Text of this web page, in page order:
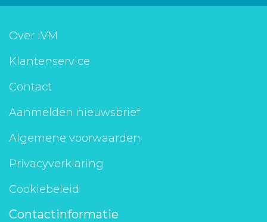
Over IVM
Klantenservice
Contact
Aanmelden nieuwsbrief
Algemene voorwaarden
Privacyverklaring
Cookiebeleid
Contactinformatie